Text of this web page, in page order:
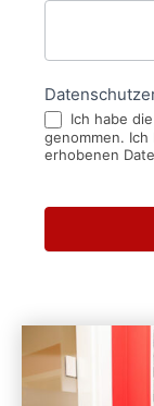
Ich habe
genommen.
erhobenen